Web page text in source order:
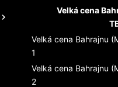
Velká cena
Velká cena Bahrajnu
1
Velká cena Bahrajnu
2